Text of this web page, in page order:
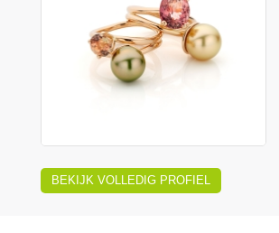
BEKIJK VOLLEDIG PROFIEL